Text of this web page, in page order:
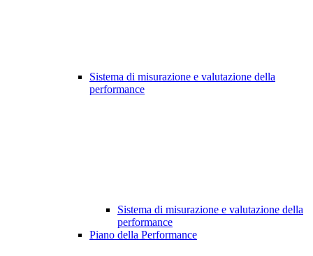
Sistema di misurazione e valutazione della
performance
Sistema di misurazione e valutazione della
performance
Piano della Performance